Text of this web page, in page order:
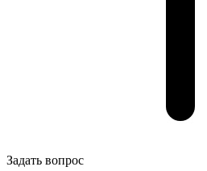
Задать вопрос